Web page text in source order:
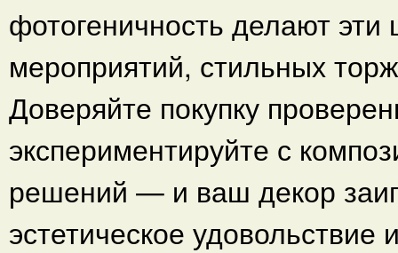
фотогеничность делают
мероприятий, стильных
Доверяйте покупку
экспериментируйте с
решений — и ваш декор
эстетическое